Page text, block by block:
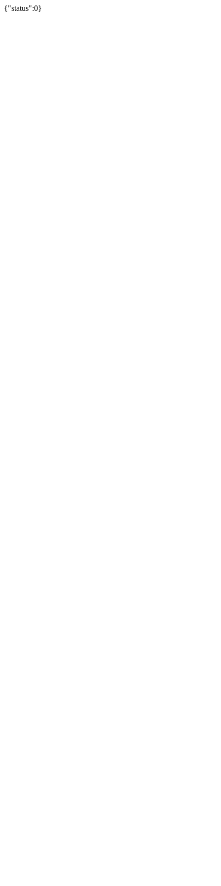
{"status":0}